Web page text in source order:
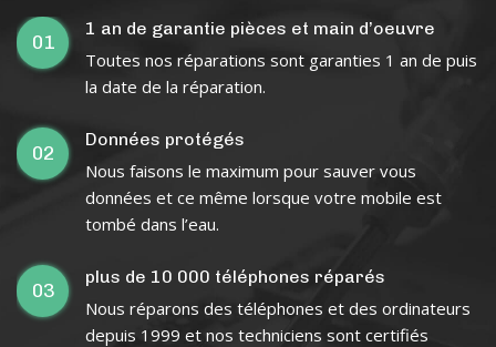
01
1 an de garantie pièces et main d’oeuvre
Toutes nos réparations sont garanties 1 an de puis
la date de la réparation.
02
Données protégés
Nous faisons le maximum pour sauver vous
données et ce même lorsque votre mobile est
tombé dans l’eau.
03
plus de 10 000 téléphones réparés
Nous réparons des téléphones et des ordinateurs
depuis 1999 et nos techniciens sont certifiés